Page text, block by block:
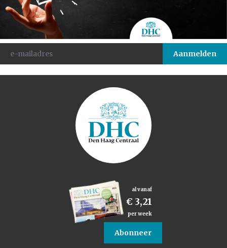
al vanaf
€ 3,21
per week
Abonneer